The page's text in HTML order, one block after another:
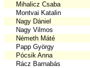
Mihalicz Csaba
Montvai Katalin
Nagy Dániel
Nagy Vilmos
Németh Máté
Papp György
Pócsik Anna
Rácz Barnabás